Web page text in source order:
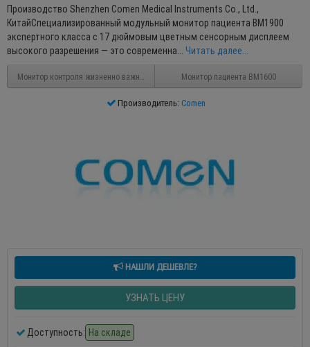
Производство Shenzhen Comen Medical Instruments Co., Ltd.,
КитайСпециализированный модульный монитор пациента BM1900
экспертного класса с 17 дюймовым цветным сенсорным дисплеем
высокого разрешения — это современна... Читать далее...
Монитор контроля жизненно важных показателей ВМ1000АМонитор пациента ВМ1600
Производитель: Comen
НАШЛИ ДЕШЕВЛЕ?
УЗНАТЬ ЦЕНУ
Доступность: На складе